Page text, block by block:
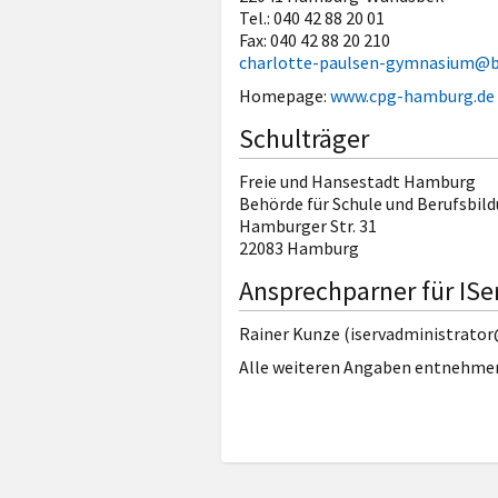
Tel.: 040 42 88 20 01
Fax: 040 42 88 20 210
charlotte-paulsen-
Homepage: www.cpg-hamburg.de
Schulträger
Freie und Hansestadt Hamburg
Behörde für Schule und
Hamburger Str. 31
22083 Hamburg
Ansprechparner für
Rainer Kunze
Alle weiteren Angaben